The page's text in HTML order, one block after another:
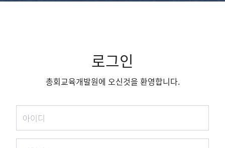
로그인
총회교육개발원에 오신것을 환영합니다.